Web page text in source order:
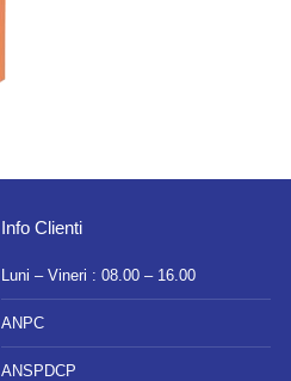
Info Clienti
Luni – Vineri : 08.00 – 16.00
ANPC
ANSPDCP